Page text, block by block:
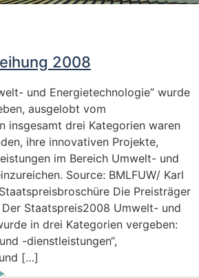
2008
und Energietechnologie” wurde
ausgelobt vom
insgesamt drei Kategorien waren
ihre innovativen Projekte,
im Bereich Umwelt- und
Source: BMLFUW/ Karl
Die Preisträger
Staatspreis2008 Umwelt- und
in drei Kategorien vergeben:
-dienstleistungen“,
[…]